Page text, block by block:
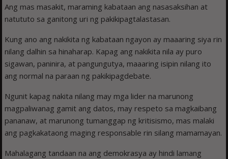
Ang mas masakit, maraming kabataan ang nasasaksihan at
natututo sa ganitong uri ng pakikipagtalastasan.
Kung ano ang nakikita ng kabataan ngayon ay maaaring siya rin
nilang dalhin sa hinaharap. Kapag ang nakikita nila ay puro
sigawan, paninira, at pangungutya, maaaring isipin nilang ito
ang normal na paraan ng pakikipagdebate.
Ngunit kapag nakita nilang may mga lider na marunong
magpaliwanag gamit ang datos, may respeto sa magkaibang
pananaw, at marunong tumanggap ng kritisismo, mas malaki
ang pagkakataong maging responsable rin silang mamamayan.
Mahalagang tandaan na ang demokrasya ay hindi lamang